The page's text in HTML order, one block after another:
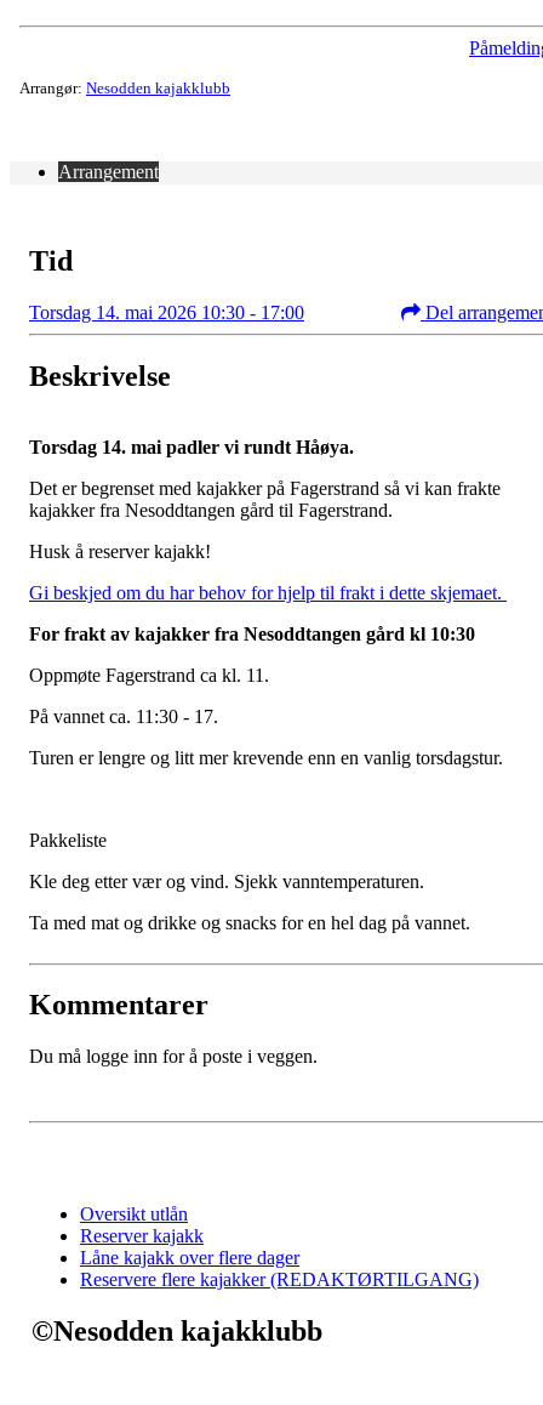
Arrangør: Nesodden kajakklubb
Arrangement
Tid
Torsdag 14. mai 2026 10:30 - 17:00 Del
Beskrivelse
Torsdag 14. mai padler vi rundt Håøya.
Det er begrenset med kajakker på Fagerstrand så vi kan frakte
kajakker fra Nesoddtangen gård til Fagerstrand.
Husk å reserver kajakk!
Gi beskjed om du har behov for hjelp til frakt i dette skjemaet.
For frakt av kajakker fra Nesoddtangen gård kl 10:30
Oppmøte Fagerstrand ca kl. 11.
På vannet ca. 11:30 - 17.
Turen er lengre og litt mer krevende enn en vanlig torsdagstur.
Pakkeliste
Kle deg etter vær og vind. Sjekk vanntemperaturen.
Ta med mat og drikke og snacks for en hel dag på vannet.
Kommentarer
Du må logge inn for å poste i veggen.
Oversikt utlån
Reserver kajakk
Låne kajakk over flere dager
Reservere flere kajakker (REDAKTØRTILGANG)
©Nesodden kajakklubb